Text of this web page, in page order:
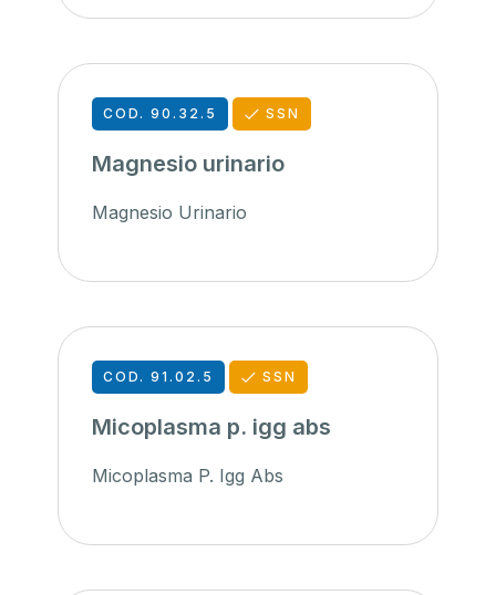
COD. 90.32.5 SSN
Magnesio urinario
Magnesio Urinario
COD. 91.02.5 SSN
Micoplasma p. igg abs
Micoplasma P. Igg Abs